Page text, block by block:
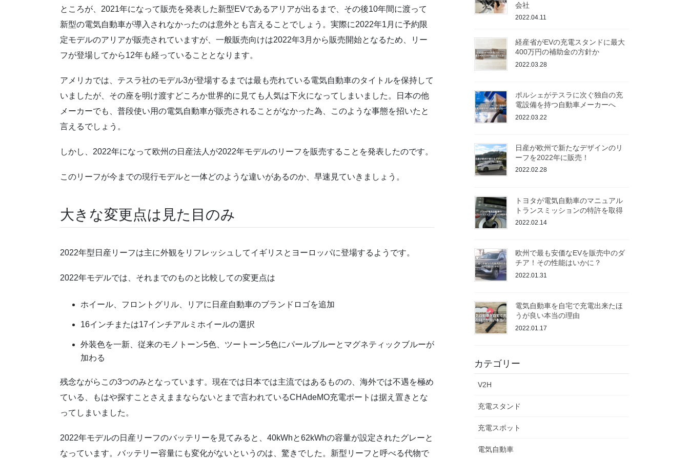
ところが、2021年になって販売を発表した新型EVであるアリアが出るまで、その後10年間に渡って
新型の電気自動車が導入されなかったのは意外とも言えることでしょう。実際に2022年1月に予約限
定モデルのアリアが販売されていますが、一般販売向けは2022年3月から販売開始となるため、リー
フが登場してから12年も経っていることとなります。
アメリカでは、テスラ社のモデル3が登場するまでは最も売れている電気自動車のタイトルを保持して
いましたが、その座を明け渡すどころか世界的に見ても人気は下火になってしまいました。日本の他
メーカーでも、普段使い用の電気自動車が販売されることがなかった為、このような事態を招いたと
言えるでしょう。
しかし、2022年になって欧州の日産法人が2022年モデルのリーフを販売することを発表したのです。
このリーフが今までの現行モデルと一体どのような違いがあるのか、早速見ていきましょう。
大きな変更点は見た目のみ
2022年型日産リーフは主に外観をリフレッシュしてイギリスとヨーロッパに登場するようです。
2022年モデルでは、それまでのものと比較しての変更点は
ホイール、フロントグリル、リアに日産自動車のブランドロゴを追加
16インチまたは17インチアルミホイールの選択
外装色を一新、従来のモノトーン5色、ツートーン5色にパールブルーとマグネティックブルーが
加わる
残念ながらこの3つのみとなっています。現在では日本では主流ではあるものの、海外では不遇を極め
ている、もはや探すことさえままならないとまで言われているCHAdeMO充電ポートは据え置きとな
ってしまいました。
2022年モデルの日産リーフのバッテリーを見てみると、40kWhと62kWhの容量が設定されたグレーと
なっています。バッテリー容量にも変化がないというのは、驚きでした。新型リーフと呼べる代物で
会社
2022.04.11
経産省がEVの充電スタンドに最大
400万円の補助金の方針か
2022.03.28
ポルシェがテスラに次ぐ独自の充
電設備を持つ自動車メーカーへ
2022.03.22
日産が欧州で新たなデザインのリ
ーフを2022年に販売！
2022.02.28
トヨタが電気自動車のマニュアル
トランスミッションの特許を取得
2022.02.14
欧州で最も安価なEVを販売中のダ
チア！その性能はいかに？
2022.01.31
電気自動車を自宅で充電出来たほ
うが良い本当の理由
2022.01.17
カテゴリー
V2H
充電スタンド
充電スポット
電気自動車